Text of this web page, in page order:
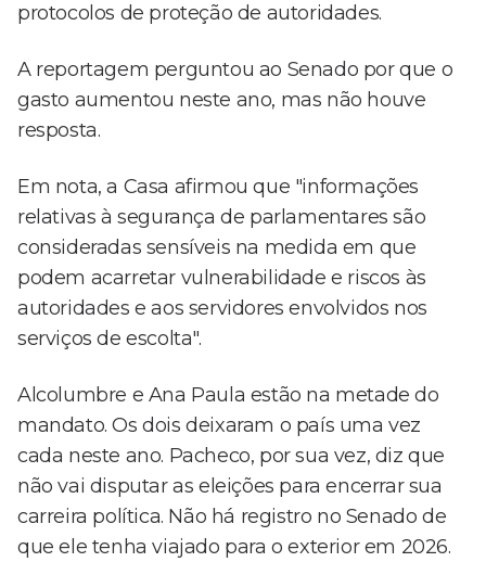
protocolos de proteção de autoridades.
A reportagem perguntou ao Senado por que o
gasto aumentou neste ano, mas não houve
resposta.
Em nota, a Casa afirmou que "informações
relativas à segurança de parlamentares são
consideradas sensíveis na medida em que
podem acarretar vulnerabilidade e riscos às
autoridades e aos servidores envolvidos nos
serviços de escolta".
Alcolumbre e Ana Paula estão na metade do
mandato. Os dois deixaram o país uma vez
cada neste ano. Pacheco, por sua vez, diz que
não vai disputar as eleições para encerrar sua
carreira política. Não há registro no Senado de
que ele tenha viajado para o exterior em 2026.